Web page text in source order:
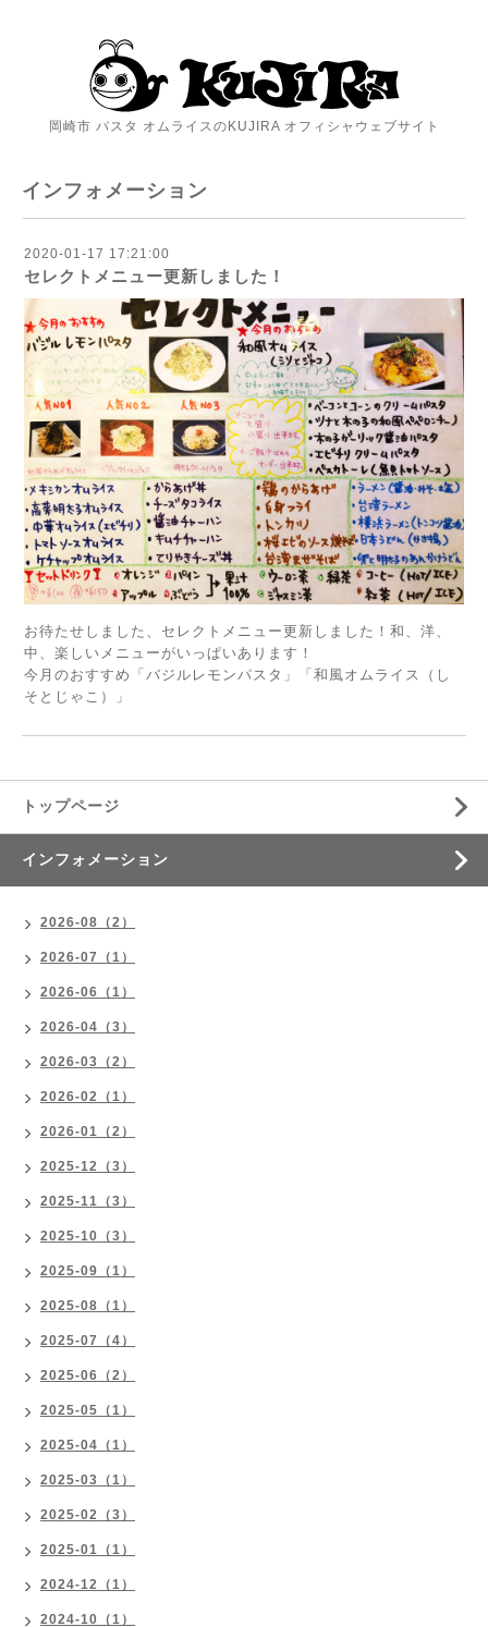
岡崎市 パスタ オムライスのKUJIRA オフィシャウェブサイト
インフォメーション
2020-01-17 17:21:00
セレクトメニュー更新しました！
お待たせしました、セレクトメニュー更新しました！和、洋、
中、楽しいメニューがいっぱいあります！
今月のおすすめ「バジルレモンパスタ」「和風オムライス（し
そとじゃこ）」
トップページ
インフォメーション
2026-08（2）
2026-07（1）
2026-06（1）
2026-04（3）
2026-03（2）
2026-02（1）
2026-01（2）
2025-12（3）
2025-11（3）
2025-10（3）
2025-09（1）
2025-08（1）
2025-07（4）
2025-06（2）
2025-05（1）
2025-04（1）
2025-03（1）
2025-02（3）
2025-01（1）
2024-12（1）
2024-10（1）